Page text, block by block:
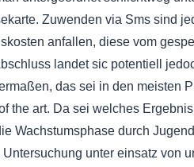
Zuwenden via Sms sind
anfallen, diese vom
landet sic potentiell
das sei in den meisten
the art. Da sei welches
Wachstumsphase durch
unter einsatz von